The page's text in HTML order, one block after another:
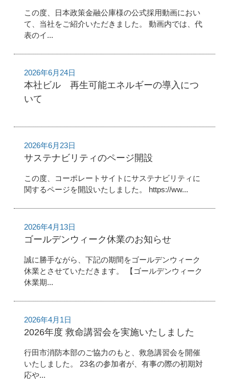
この度、日本政策金融公庫様の公式採用動画におい
て、当社をご紹介いただきました。 動画内では、代
表のイ...
2026年6月24日
本社ビル 再生可能エネルギーの導入につ
いて
2026年6月23日
サステナビリティのページ開設
この度、コーポレートサイトにサステナビリティに
関するページを開設いたしました。 https://ww...
2026年4月13日
ゴールデンウィーク休業のお知らせ
誠に勝手ながら、下記の期間をゴールデンウィーク
休業とさせていただきます。 【ゴールデンウィーク
休業期...
2026年4月1日
2026年度 救命講習会を実施いたしました
行田市消防本部のご協力のもと、救急講習会を開催
いたしました。 23名の参加者が、有事の際の初期対
応や...